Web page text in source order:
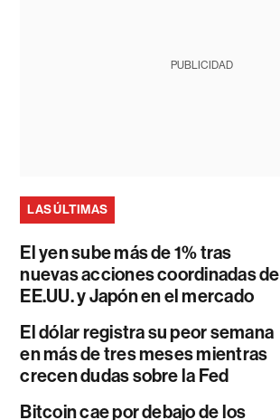
PUBLICIDAD
LAS ÚLTIMAS
El yen sube más de 1% tras
nuevas acciones coordinadas de
EE.UU. y Japón en el mercado
El dólar registra su peor semana
en más de tres meses mientras
crecen dudas sobre la Fed
Bitcoin cae por debajo de los